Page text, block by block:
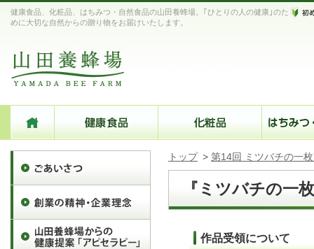
健康食品、化粧品、はちみつ・自然食品の山田養蜂場。｢ひとりの人の健康｣のた
めに大切な自然からの贈り物をお届けいたします。
トップ > 第14回 ミツバチの一
『ミツバチの一
作品受領について